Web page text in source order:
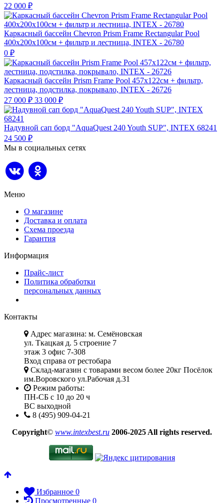
22 000 ₽
Каркасный бассейн Chevron Prism Frame Rectangular Pool
400х200х100см + фильтр и лестница, INTEX - 26780
0 ₽
Каркасный бассейн Prism Frame Pool 457х122см + фильтр,
лестница, подстилка, покрывало, INTEX - 26726
27 000 ₽ 33 000 ₽
Надувной сап борд "AquaQuest 240 Youth SUP", INTEX 68241
24 500 ₽
Мы в социальных сетях
Меню
О магазине
Доставка и оплата
Схема проезда
Гарантия
Информация
Прайс-лист
Политика обработки
персональных данных
Контакты
Адрес магазина: м. Семёновская
ул. Ткацкая д. 5 строение 7
этаж 3 офис 7-308
Вход справа от рестобара
Склад-магазин с товарами весом более 20кг Посёлок
им.Воровского ул.Рабочая д.31
Режим работы:
ПН-СБ с 10 до 20 ч
ВС выходной
8 (495) 909-04-21
Copyright© www.intexbest.ru 2006-2025 All rights reserved.
Избранное 0
Просмотренные 0